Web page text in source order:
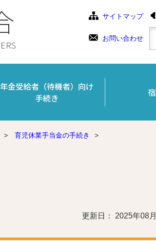
サイトマップ
お問い合わせ
年金受給者（待機者）向け
手続き
> 育児休業手当金の手続き
>
更新日： 2025年08